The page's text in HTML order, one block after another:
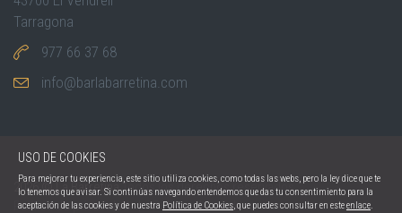
Tarragona
977 66 37 68
info@barlabarretina.com
2026 © La BarretinaTodos los derechos reservados.
Política de privacidad
Política de cookies
USO DE COOKIES
Para mejorar tu experiencia, este sitio utiliza cookies, como todas las webs, pero la ley dice que te
lo tenemos que avisar. Si continúas navegando entendemos que das tu consentimiento para la
aceptación de las cookies y de nuestra Política de Cookies, que puedes consultar en esteenlace.